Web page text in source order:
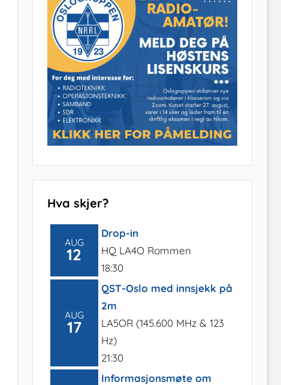
Hva skjer?
AUG
12
Drop-in
HQ LA4O Rommen
18:30
AUG
17
QST-Oslo med innsjekk på
2m
LA5OR (145.600 MHz & 123
Hz)
21:30
Informasjonsmøte om